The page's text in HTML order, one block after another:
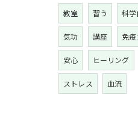
教室 習う 科
気功 講座 免
安心 ヒーリング
ストレス 血流